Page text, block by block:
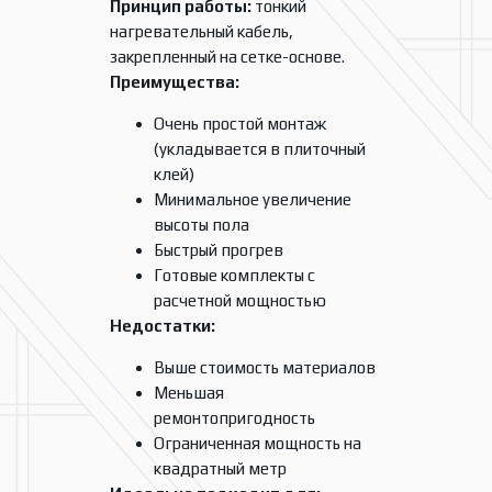
Принцип работы: тонкий
нагревательный кабель,
закрепленный на сетке-основе.
Преимущества:
Очень простой монтаж
(укладывается в плиточный
клей)
Минимальное увеличение
высоты пола
Быстрый прогрев
Готовые комплекты с
расчетной мощностью
Недостатки:
Выше стоимость материалов
Меньшая
ремонтопригодность
Ограниченная мощность на
квадратный метр